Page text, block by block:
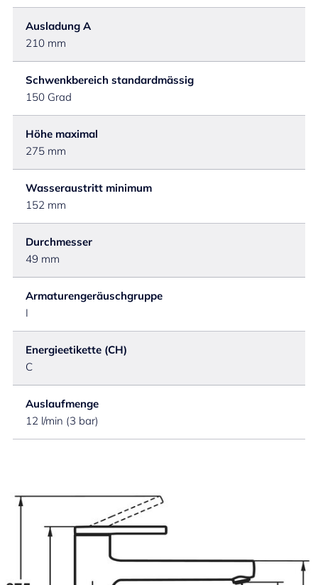
Ausladung A
210 mm
Schwenkbereich standardmässig
150 Grad
Höhe maximal
275 mm
Wasseraustritt minimum
152 mm
Durchmesser
49 mm
Armaturengeräuschgruppe
I
Energieetikette (CH)
C
Auslaufmenge
12 l/min (3 bar)